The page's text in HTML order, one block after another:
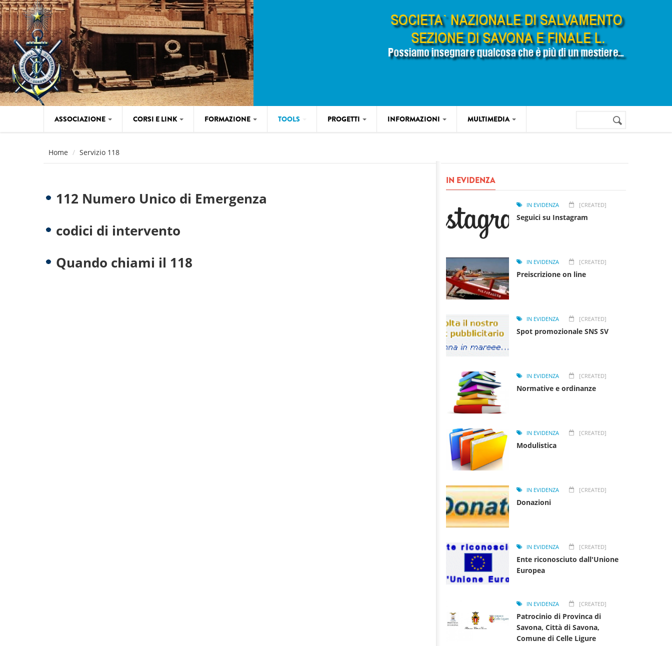
Salta al contenuto principale
ASSOCIAZIONE CORSI E LINK FORMAZIONE TOOLS PROGETTI INFORMAZIONI MULTIMEDIA Form di
Home Servizio 118
112 Numero Unico di Emergenza
codici di intervento
Quando chiami il 118
IN EVIDENZA
IN EVIDENZA [CREATED]
Seguici su Instagram
IN EVIDENZA [CREATED]
Preiscrizione on line
IN EVIDENZA [CREATED]
Spot promozionale SNS SV
IN EVIDENZA [CREATED]
Normative e ordinanze
IN EVIDENZA [CREATED]
Modulistica
IN EVIDENZA [CREATED]
Donazioni
IN EVIDENZA [CREATED]
Ente riconosciuto dall'Unione
Europea
IN EVIDENZA [CREATED]
Patrocinio di Provinca di
Savona, Città di Savona,
Comune di Celle Ligure